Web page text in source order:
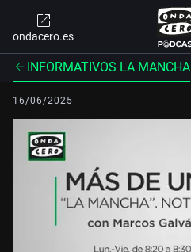
ondacero.es
INFORMATIVOS LA MANCHA
16/06/2025